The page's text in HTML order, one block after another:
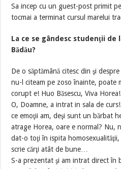
Sa incep cu un guest-post primit
tocmai a terminat cursul marelui
La ce se gândesc studenţii de
Bădău?
De o săptămână citesc din şi
nu-l citeam pe zoso înainte, poate
corupt e! Huo Băsescu, Viva Horea!
O, Doamne, a intrat in sala de
ce emoţii am, deşi sunt un bărbat
atrage Horea, oare e normal? Nu,
dat-o toţi în ispita
scrie cărţi atât de bune…
S-a prezentat şi am intrat direct în